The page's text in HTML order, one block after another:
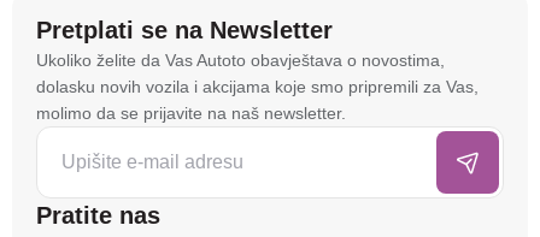
Pretplati se na Newsletter
Ukoliko želite da Vas Autoto obavještava o novostima,
dolasku novih vozila i akcijama koje smo pripremili za Vas,
molimo da se prijavite na naš newsletter.
Pratite nas
Traži
Na stranici
tehnologije kako bismo spremali i pristupali
informacijama na vašem uređaju. To nam omogućuje
da poboljšamo funkcionalnost stranice, analiziramo
posjećenost te prikazujemo personalizirane oglase i
sadržaje koji bi vas mogli zanimati. U tu svrhu mogu
se kreirati korisnički profili koji povezuju podatke s